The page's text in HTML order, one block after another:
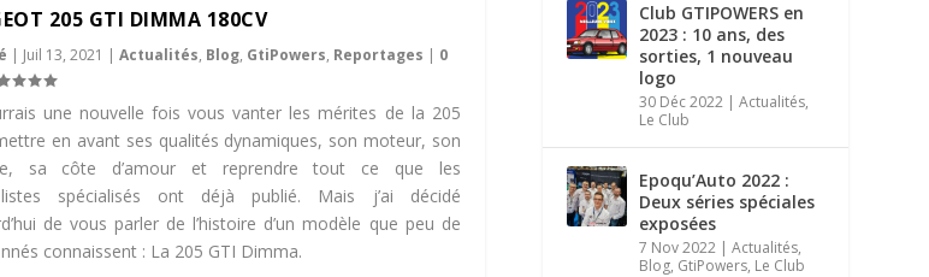
205 GTI DIMMA 180CV
| Juil 13, 2021 | Actualités, Blog, GtiPowers, Reportages | 0
une nouvelle fois vous vanter les mérites de la 205
en avant ses qualités dynamiques, son moteur, son
sa côte d’amour et reprendre tout ce que les
spécialisés ont déjà publié. Mais j’ai décidé
de vous parler de l’histoire d’un modèle que peu de
connaissent : La 205 GTI Dimma.
Club GTIPOWERS en
2023 : 10 ans, des
sorties, 1 nouveau
logo
30 Déc 2022| Actualités,
Le Club
Epoqu’Auto 2022 :
Deux séries spéciales
exposées
7 Nov 2022| Actualités,
Blog, GtiPowers, Le Club